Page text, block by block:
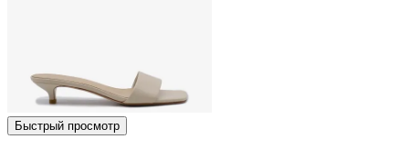
Быстрый просмотр